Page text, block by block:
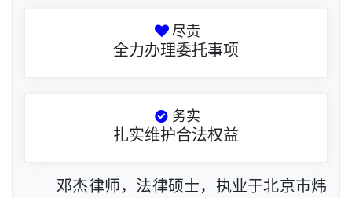
尽责
全力办理委托事项
务实
扎实维护合法权益
邓杰律师，法律硕士，执业于北京市炜